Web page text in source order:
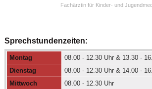
Fachärztin für Kinder- und
Sprechstundenzeiten:
Montag
08.00 - 12.30 Uhr & 13.30 -
Dienstag
08.00 - 12.30 Uhr & 14.00 -
Mittwoch
08.00 - 12.30 Uhr